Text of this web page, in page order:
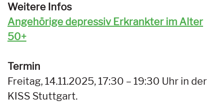
Weitere Infos
Angehörige depressiv Erkrankter im Alter
50+
Termin
Freitag, 14.11.2025, 17:30 – 19:30 Uhr in der
KISS Stuttgart.